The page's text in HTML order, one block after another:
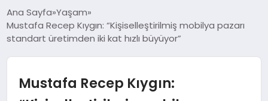
GÜNDEM
Ana Sayfa Yaşam
Mustafa Recep Kıygın: “Kişiselleştirilmiş mobilya pazarı
standart üretimden iki kat hızlı büyüyor”
Mustafa Recep Kıygın: